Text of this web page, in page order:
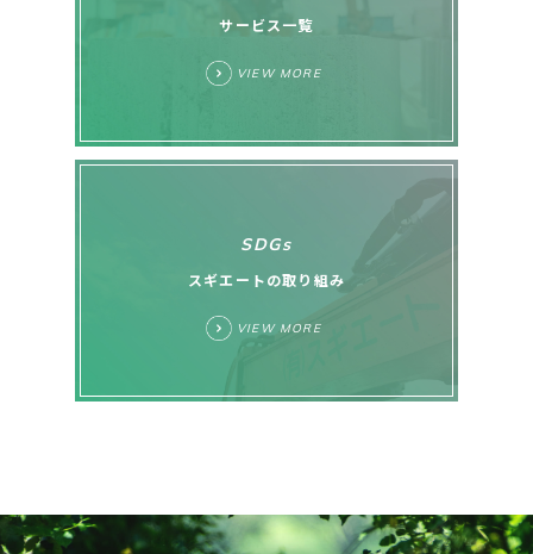
サービス一覧
VIEW MORE
SDGs
スギエートの取り組み
VIEW MORE